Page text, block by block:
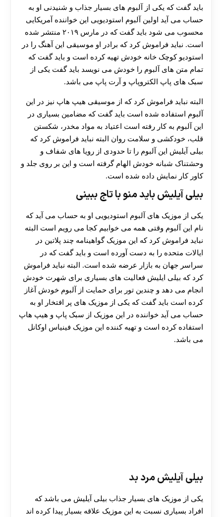
باید گفت که یکی از آلبوم های بسیار جذاب و شنیدنی او به
حساب می آید اولین آلبوم استودیویی این خواننده آمریکایی
محسوب می شود باید گفت که در مارس ۲۰۱۹ منتشر شده
است. نباید فراموش کرد که برادر او موسیقی این آهنگ را در
استودیو کوچک خانه خودش تهیه کرده است و باید گفت که
تمام متن های آلبوم را خودش می نویسد باید گفت یکی از
سبک های پاپ الکتروپاپ و آرت پاپ می باشد.
البته نباید فراموش کرد که از موسیقی هیپ هاپ نیز در این
آلبوم استفاده شده است باید گفت که مضامین بسیاری در
این آلبوم به کار رفته است اعتیاد به مواد مخدر، شکستن‌
قلب، خودکشی و سلامت روان البته نباید فراموش کرد که
بیلی آیلیش این آلبوم را تا حدودی از رویا های شفاف و
وحشتناک شبانه خودش الهام گرفته است و این بر روی جلد و
کاور کار نمایش داده شده است.
بیلی آیلیش باید منو با تاج ببینی
یکی از موزیک های آلبوم استودیویی او به حساب می آید که
نام این آلبوم وقتی همه می خوابیم کجا می رویم است البته
نباید فراموش کرد که این موزیک گواهینامه چند پلاتین در
ایالات متحده را به دست آورده است و باید گفت که در
سراسر جهان به بازار عرضه شده است. البته نباید فراموش
کرد که بیلی ایلیش فعالیت های بسیاری برای شهرت خودش
انجام می دهد و چندین تور برای حمایت از آلبوم خودش آغاز
کرده است باید گفت که یکی از موزیک های پر افتخار او به
حساب می آید خواننده در این موزیک از سبک پاپ و هیپ هاپ
استفاده کرده است و تهیه کننده این موزیک فینیاس اوکانل
می باشد.
بیلی آیلیش مرد بد
یکی از موزیک های بسیار جذاب بیلی آیلیش می باشد که
افراد بسیاری نسبت به این موزیک علاقه بسیار پیدا کرده اند